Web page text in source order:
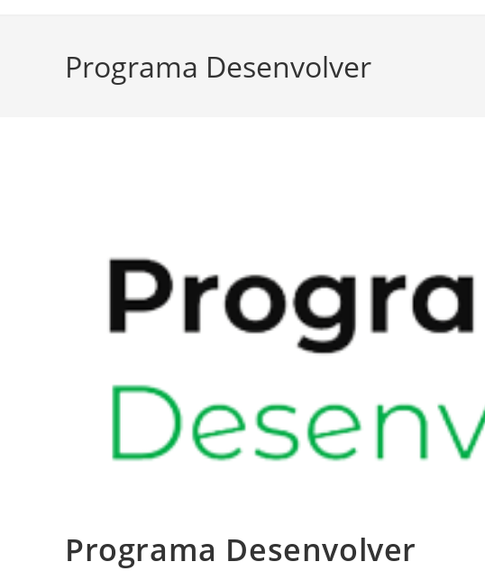
Programa Desenvolver
Programa Desenvolver